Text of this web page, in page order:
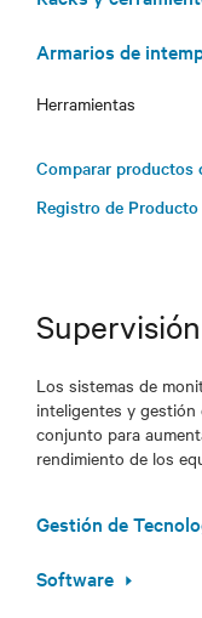
Armarios de
Herramientas
Comparar productos
Registro de Producto
Los sistemas de
inteligentes y
conjunto para
rendimiento de los
Gestión de
Software